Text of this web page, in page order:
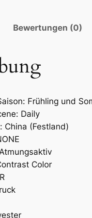
Bewertungen (0)
Frühling und
Daily
China (Festland)
Atmungsaktiv
Color